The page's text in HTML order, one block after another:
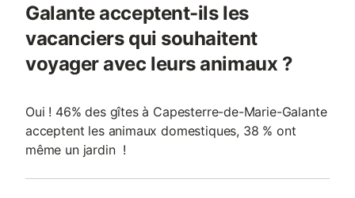
Galante acceptent-ils les
vacanciers qui souhaitent
voyager avec leurs animaux ?
Oui ! 46% des gîtes à Capesterre-de-Marie-Galante
acceptent les animaux domestiques, 38 % ont
même un jardin !